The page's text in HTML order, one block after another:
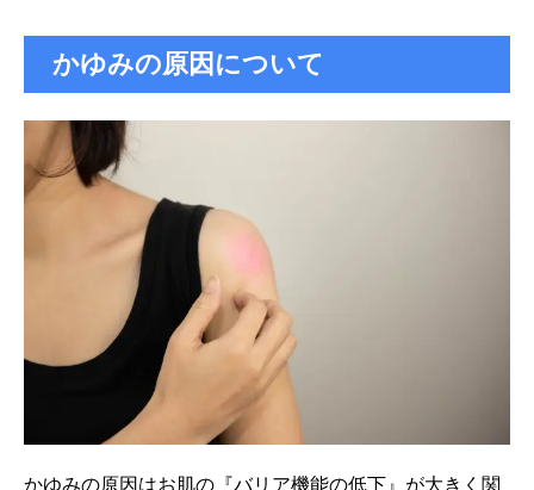
かゆみの原因について
かゆみの原因はお肌の『バリア機能の低下』が大きく関